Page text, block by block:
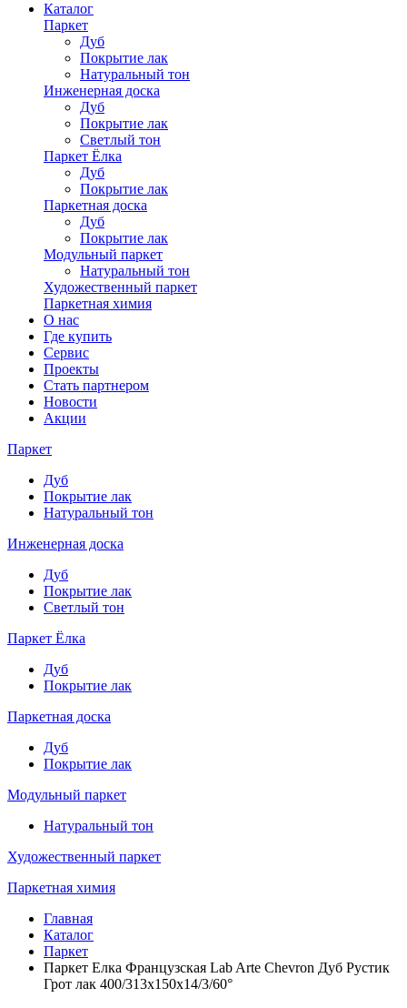
Каталог
Паркет
Дуб
Покрытие лак
Натуральный тон
Инженерная доска
Дуб
Покрытие лак
Светлый тон
Паркет Ёлка
Дуб
Покрытие лак
Паркетная доска
Дуб
Покрытие лак
Модульный паркет
Натуральный тон
Художественный паркет
Паркетная химия
О нас
Где купить
Сервис
Проекты
Стать партнером
Новости
Акции
Паркет
Дуб
Покрытие лак
Натуральный тон
Инженерная доска
Дуб
Покрытие лак
Светлый тон
Паркет Ёлка
Дуб
Покрытие лак
Паркетная доска
Дуб
Покрытие лак
Модульный паркет
Натуральный тон
Художественный паркет
Паркетная химия
Главная
Каталог
Паркет
Паркет Елка Французская Lab Arte Chevron Дуб Рустик
Грот лак 400/313х150х14/3/60°